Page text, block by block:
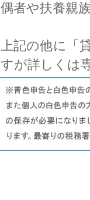
偶者や扶養親
上記の他に「
すが詳しくは